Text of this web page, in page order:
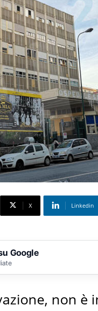
X Linkedin
Google
non è